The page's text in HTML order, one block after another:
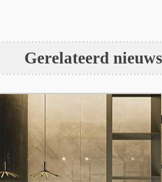
Gerelateerd nieuws